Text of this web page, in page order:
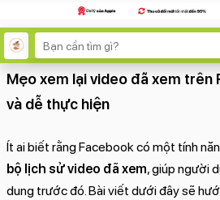
Mẹo xem lại video đã xem trên
và dễ thực hiện
Ít ai biết rằng Facebook có một tính
bộ lịch sử video đã xem, giúp người
dung trước đó. Bài viết dưới đây sẽ